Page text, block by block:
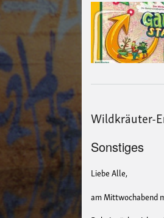
Wildkräuter-
Sonstiges
Liebe Alle,
am Mittwochabend